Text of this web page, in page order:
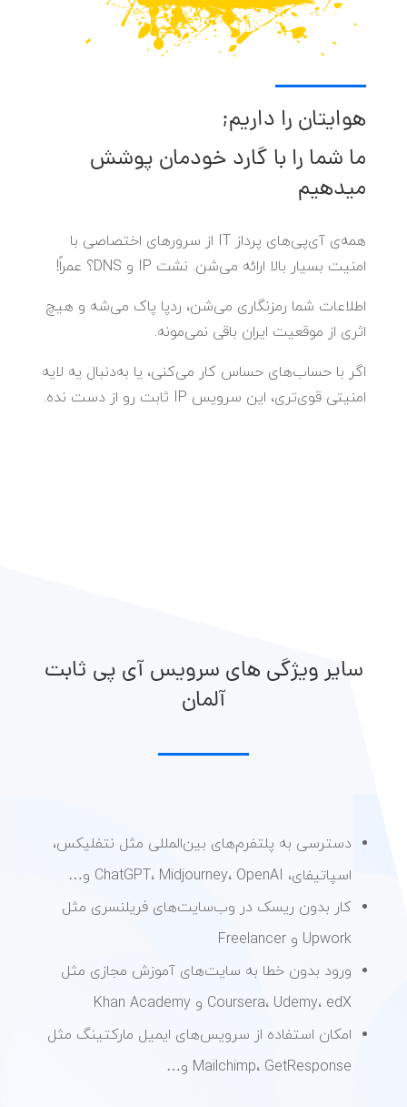
هوایتان را داریم;
ما شما را با گارد خودمان پوشش
میدهیم
همه‌ی آی‌پی‌های پرداز IT از سرورهای اختصاصی با
امنیت بسیار بالا ارائه می‌شن. نشت IP و DNS؟ عمراً!
اطلاعات شما رمزنگاری می‌شن، ردپا پاک می‌شه و هیچ
اثری از موقعیت ایران باقی نمی‌مونه.
اگر با حساب‌های حساس کار می‌کنی، یا به‌دنبال یه لایه
امنیتی قوی‌تری، این سرویس IP ثابت رو از دست نده.
سایر ویژگی های سرویس آی پی ثابت
آلمان
دسترسی به پلتفرم‌های بین‌المللی مثل نتفلیکس،
اسپاتیفای، ChatGPT، Midjourney، OpenAI و…
کار بدون ریسک در وب‌سایت‌های فریلنسری مثل
Upwork و Freelancer
ورود بدون خطا به سایت‌های آموزش مجازی مثل
Coursera، Udemy، edX و Khan Academy
امکان استفاده از سرویس‌های ایمیل مارکتینگ مثل
Mailchimp، GetResponse و…